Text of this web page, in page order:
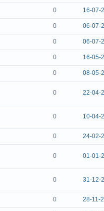
0 16-07-
0 06-07-
0 06-07-
0 16-05-
0 08-05-
0 22-04-
0 10-04-
0 24-02-
0 01-01-
0 31-12-
0 28-11-